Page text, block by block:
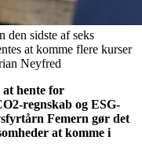
den sidste af seks
at komme flere kurser
Neyfred
hente for
regnskab og ESG-
Femern gør det
at komme i